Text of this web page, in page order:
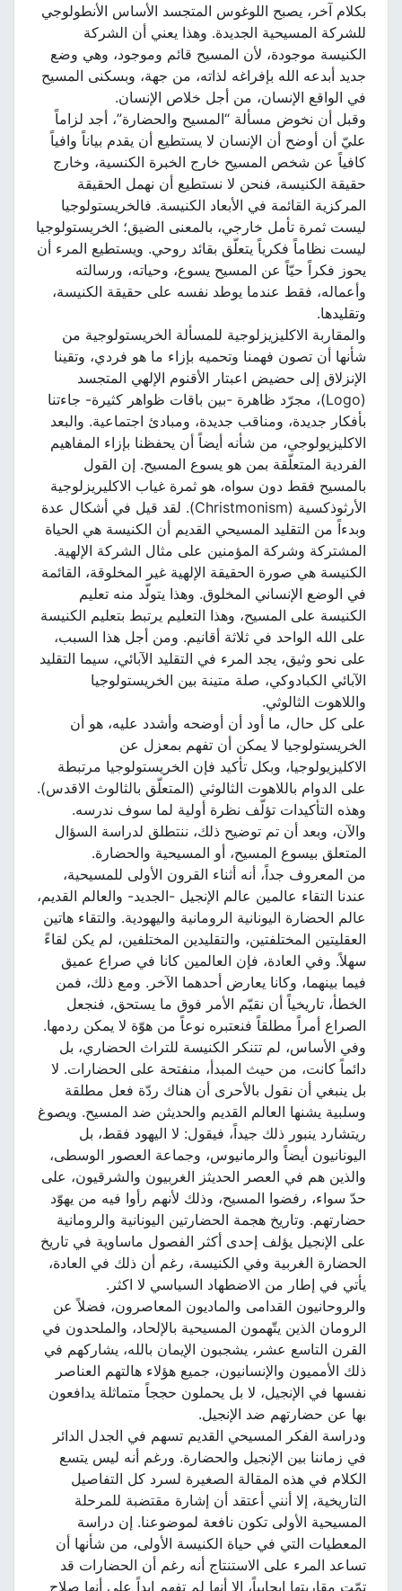
بكلام آخر، يصبح اللوغوس المتجسد الأساس الأنطولوجي
للشركة المسيحية الجديدة. وهذا يعني أن الشركة
الكنيسة موجودة، لأن المسيح قائم وموجود، وهي وضع
جديد أبدعه الله بإفراغه لذاته، من جهة، وبسكنى المسيح
في الواقع الإنسان، من أجل خلاص الإنسان.
وقبل أن نخوض مسألة “المسيح والحضارة”، أجد لزاماً
عليّ أن أوضح أن الإنسان لا يستطيع أن يقدم بياناً وافياً
كافياً عن شخص المسيح خارج الخبرة الكنسية، وخارج
حقيقة الكنيسة، فنحن لا نستطيع أن نهمل الحقيقة
المركزية القائمة في الأبعاد الكنيسة. فالخريستولوجيا
ليست ثمرة تأمل خارجي، بالمعنى الضيق؛ الخريستولوجيا
ليست نظاماً فكرياً يتعلّق بقائد روحي. ويستطيع المرء أن
يحوز فكراً حيّاً عن المسيح يسوع، وحياته، ورسالته
وأعماله، فقط عندما يوطد نفسه على حقيقة الكنيسة،
وتقليدها.
والمقاربة الاكليزيزلوجية للمسألة الخريستولوجية من
شأنها أن تصون فهمنا وتحميه بإزاء ما هو فردي، وتقينا
الإنزلاق إلى حضيض اعبتار الأقنوم الإلهي المتجسد
(Logo)، مجرّد ظاهرة -بين باقات ظواهر كثيرة- جاءتنا
بأفكار جديدة، ومناقب جديدة، ومبادئ اجتماعية. والبعد
الاكليزيولوجي، من شأنه أيضاً أن يحفظنا بإزاء المفاهيم
الفردية المتعلّقة بمن هو يسوع المسيح. إن القول
بالمسيح فقط دون سواه، هو ثمرة غياب الاكليريزلوجية
الأرثوذكسية (Christmonism). لقد قيل في أشكال عدة
وبدءاً من التقليد المسيحي القديم أن الكنيسة هي الحياة
المشتركة وشركة المؤمنين على مثال الشركة الإلهية.
الكنيسة هي صورة الحقيقة الإلهية غير المخلوقة، القائمة
في الوضع الإنساني المخلوق. وهذا يتولّد منه تعليم
الكنيسة على المسيح، وهذا التعليم يرتبط بتعليم الكنيسة
على الله الواحد في ثلاثة أقانيم. ومن أجل هذا السبب،
على نحو وثيق، يجد المرء في التقليد الآبائي، سيما التقليد
الآبائي الكبادوكي، صلة متينة بين الخريستولوجيا
واللاهوت الثالوثي.
على كل حال، ما أود أن أوضحه وأشدد عليه، هو أن
الخريستولوجيا لا يمكن أن تفهم بمعزل عن
الاكليزيولوجيا، وبكل تأكيد فإن الخريستولوجيا مرتبطة
على الدوام باللاهوت الثالوثي (المتعلّق بالثالوث الاقدس).
وهذه التأكيدات تؤلّف نظرة أولية لما سوف ندرسه.
والآن، وبعد أن تم توضيح ذلك، ننتطلق لدراسة السؤال
المتعلق بيسوع المسيح، أو المسيحية والحضارة.
من المعروف جداً، أنه أثناء القرون الأولى للمسيحية،
عندنا التقاء عالمين عالم الإنجيل -الجديد- والعالم القديم،
عالم الحضارة اليونانية الرومانية واليهودية. والتقاء هاتين
العقليتين المختلفتين، والتقليدين المختلفين، لم يكن لقاءً
سهلاً. وفي العادة، فإن العالمين كانا في صراع عميق
فيما بينهما، وكانا يعارض أحدهما الآخر. ومع ذلك، فمن
الخطأ، تاريخياً أن نقيّم الأمر فوق ما يستحق، فنجعل
الصراع أمراً مطلقاً فنعتبره نوعاً من هوّة لا يمكن ردمها.
وفي الأساس، لم تتنكر الكنيسة للتراث الحضاري، بل
دائماً كانت، من حيث المبدأ، منفتحة على الحضارات. لا
بل ينبغي أن نقول بالأحرى أن هناك ردّة فعل مطلقة
وسلبية يشنها العالم القديم والحديثن ضد المسيح. ويصوغ
ريتشارد ينبور ذلك جيداً، فيقول: لا اليهود فقط، بل
اليونانيون أيضاً والرمانيوس، وجماعة العصور الوسطى،
والذين هم في العصر الحديثز الغربيون والشرقيون، على
حدّ سواء، رفضوا المسيح، وذلك لأنهم رأوا فيه من يهوّد
حضارتهم. وتاريخ هجمة الحضارتين اليونانية والرومانية
على الإنجيل يؤلف إحدى أكثر الفصول ماساوية في تاريخ
الحضارة الغربية وفي الكنيسة، رغم أن ذلك في العادة،
يأتي في إطار من الاضطهاد السياسي لا اكثر.
والروحانيون القدامى والماديون المعاصرون، فضلاً عن
الرومان الذين يتّهمون المسيحية بالإلحاد، والملحدون في
القرن التاسع عشر، يشجبون الإيمان بالله، يشاركهم في
ذلك الأمميون والإنسانيون، جميع هؤلاء هالتهم العناصر
نفسها في الإنجيل، لا بل يحملون حججاً متماثلة يدافعون
بها عن حضارتهم ضد الإنجيل.
ودراسة الفكر المسيحي القديم تسهم في الجدل الدائر
في زماننا بين الإنجيل والحضارة. ورغم أنه ليس يتسع
الكلام في هذه المقالة الصغيرة لسرد كل التفاصيل
التاريخية، إلا أنني أعتقد أن إشارة مقتضبة للمرحلة
المسيحية الأولى تكون نافعة لموضوعنا. إن دراسة
المعطيات التي في حياة الكنيسة الأولى، من شأنها أن
تساعد المرء على الاستنتاج أنه رغم أن الحضارات قد
تمّت مقاربتها إيجابياً، إلا أنها لم تفهم ابداً على أنها صلاح